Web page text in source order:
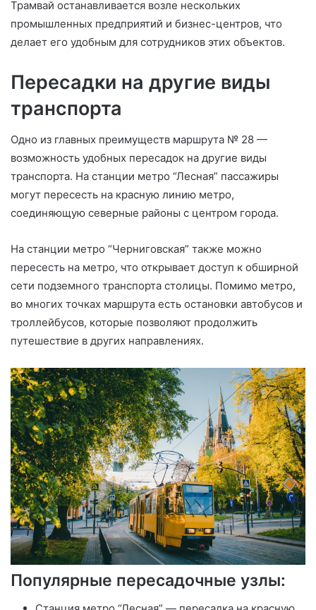
Трамвай останавливается возле нескольких
промышленных предприятий и бизнес-центров, что
делает его удобным для сотрудников этих объектов.
Пересадки на другие виды
транспорта
Одно из главных преимуществ маршрута № 28 —
возможность удобных пересадок на другие виды
транспорта. На станции метро “Лесная” пассажиры
могут пересесть на красную линию метро,
соединяющую северные районы с центром города.
На станции метро “Черниговская” также можно
пересесть на метро, что открывает доступ к обширной
сети подземного транспорта столицы. Помимо метро,
во многих точках маршрута есть остановки автобусов и
троллейбусов, которые позволяют продолжить
путешествие в других направлениях.
Популярные пересадочные узлы: